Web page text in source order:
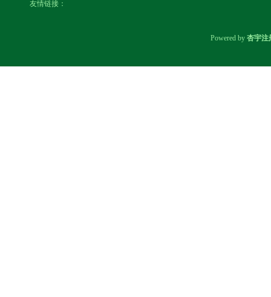
友情链接：
Powered by 杏宇注